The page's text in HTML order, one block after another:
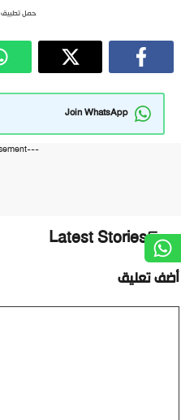
حمل تطبيق newspoots
Join WhatsApp
---Advertisement---
Latest Stories
أضف تعليق